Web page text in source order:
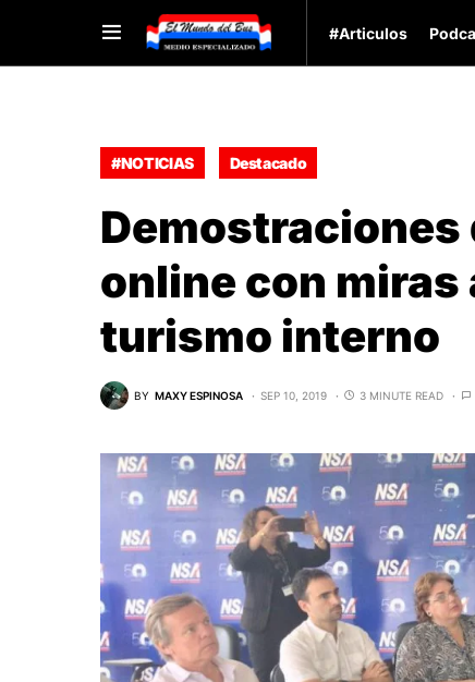
#Articulos
#NOTICIAS Destacado
online con miras
turismo interno
BY MAXY ESPINOSA SEP 10, 2019 3 MINUTE READ